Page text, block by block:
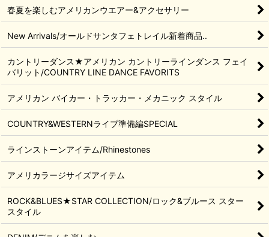
春夏を楽しむアメリカンウエアー&アクセサリー
New Arrivals/オールドサンタフェトレイル新着商品..
カントリーダンス★アメリカン カントリーラインダンス フェイ
バリット/COUNTRY LINE DANCE FAVORITS
アメリカン バイカー・トラッカー・メカニック スタイル
COUNTRY&WESTERNライブ準備編SPECIAL
ラインストーンアイテム/Rhinestones
アメリカラージサイズアイテム
ROCK&BLUES★STAR COLLECTION/ロック&ブルース スター
スタイル